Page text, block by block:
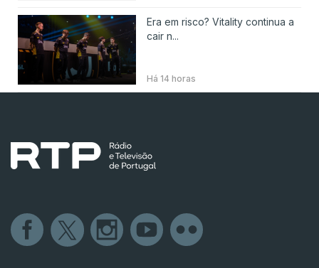
Era em risco? Vitality continua a
cair n...
Há 14 horas